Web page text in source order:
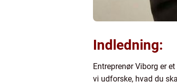
Indledning:
Entreprenør Viborg er
vi udforske, hvad du